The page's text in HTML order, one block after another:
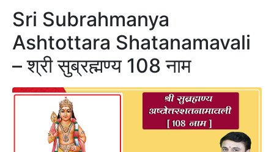
Sri Subrahmanya
Ashtottara Shatanamavali
– श्री सुब्रह्मण्य 108 नाम